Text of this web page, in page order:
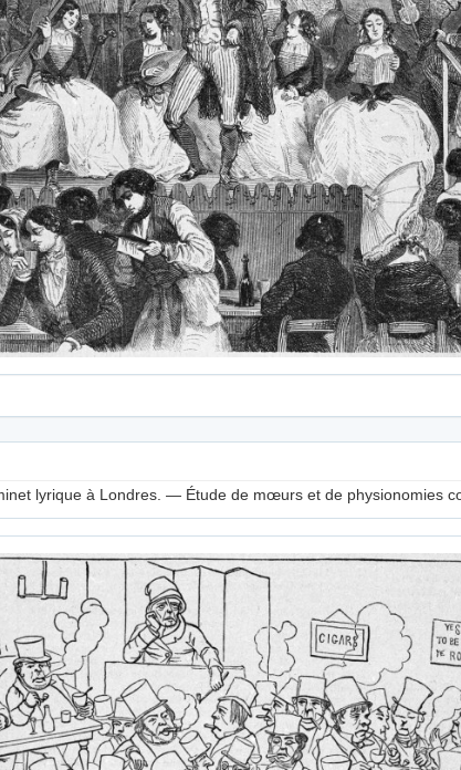
lyrique à Londres. — Étude de mœurs et de physionomies